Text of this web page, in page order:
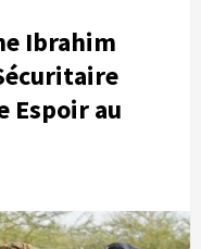
Ibrahim
Espoir au